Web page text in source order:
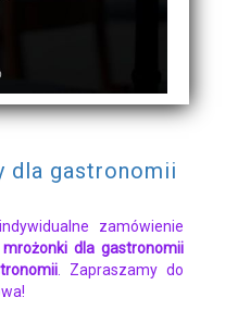
dla gastronomii
zamówienie
mrożonki dla gastronomii
. Zapraszamy do